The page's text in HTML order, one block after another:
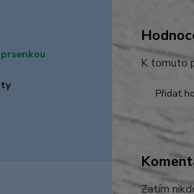
K tomuto
Přidat
Zatím